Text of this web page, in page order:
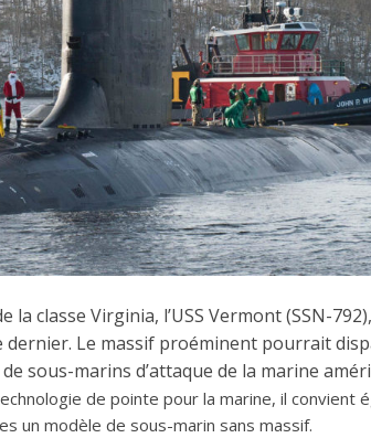
la classe Virginia, l’USS Vermont (SSN-
dernier. Le massif proéminent pourrait
sous-marins d’attaque de la marine
de pointe pour la marine, il convient
un modèle de sous-marin sans massif.